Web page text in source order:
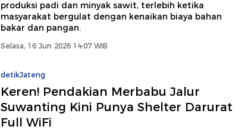
produksi padi dan minyak sawit, terlebih ketika
masyarakat bergulat dengan kenaikan biaya bahan
bakar dan pangan.
Selasa, 16 Jun 2026 14:07 WIB
detikJateng
Keren! Pendakian Merbabu Jalur
Suwanting Kini Punya Shelter Darurat
Full WiFi